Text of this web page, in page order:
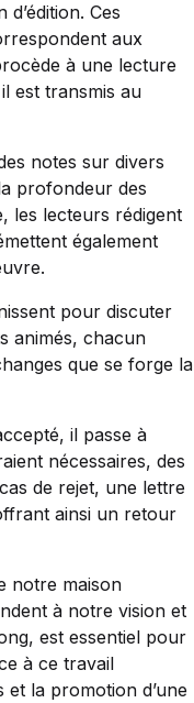
Ces
aux
à une lecture
est transmis au
notes sur divers
profondeur des
les lecteurs rédigent
également
pour discuter
animés, chacun
que se forge la
il passe à
nécessaires, des
de rejet, une lettre
ainsi un retour
notre maison
à notre vision et
est essentiel pour
à ce travail
la promotion d’une